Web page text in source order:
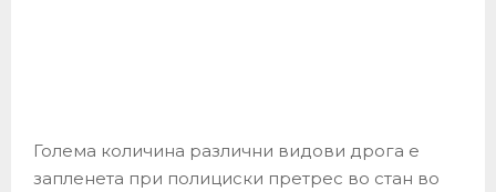
Голема количина различни видови дрога е
запленета при полициски претрес во стан во